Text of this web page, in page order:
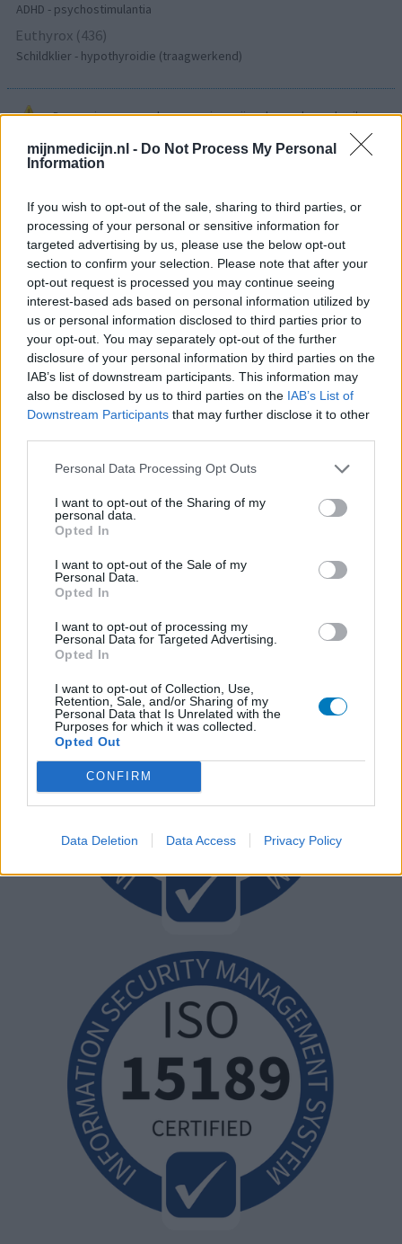
mijnmedicijn.nl - Do Not Process My Personal
Information
If you wish to opt-out of the sale, sharing to third parties, or
processing of your personal or sensitive information for
targeted advertising by us, please use the below opt-out
section to confirm your selection. Please note that after your
opt-out request is processed you may continue seeing
interest-based ads based on personal information utilized by
us or personal information disclosed to third parties prior to
your opt-out. You may separately opt-out of the further
disclosure of your personal information by third parties on the
IAB’s list of downstream participants. This information may
also be disclosed by us to third parties on the IAB’s List of
Downstream Participants that may further disclose it to other
Personal Data Processing Opt Outs
I want to opt-out of the Sharing of my
personal data.
Opted In
I want to opt-out of the Sale of my
Personal Data.
Opted In
I want to opt-out of processing my
Personal Data for Targeted Advertising.
Opted In
I want to opt-out of Collection, Use,
Retention, Sale, and/or Sharing of my
Personal Data that Is Unrelated with the
Purposes for which it was collected.
Opted Out
CONFIRM
Data Deletion Data Access Privacy Policy
ADHD - psychostimulantia
Euthyrox (436)
Schildklier - hypothyroidie (traagwerkend)
De reviews op deze pagina zijn door de gebruikers
gegenereerd en vervolgens gelezen en aangepast alvorens
goedkeuring, om zo te voldoen aan onze standaarden wat betreft
reviews alleen een beeld van de ervaring van de schrijvers en niet
die van de eigenaar van deze website. Denk er aan dat de
ervaringen kunnen verschillen van persoon tot persoon en dat u
voor medisch advies altijd contact op moet nemen met uw arts of
apotheker.